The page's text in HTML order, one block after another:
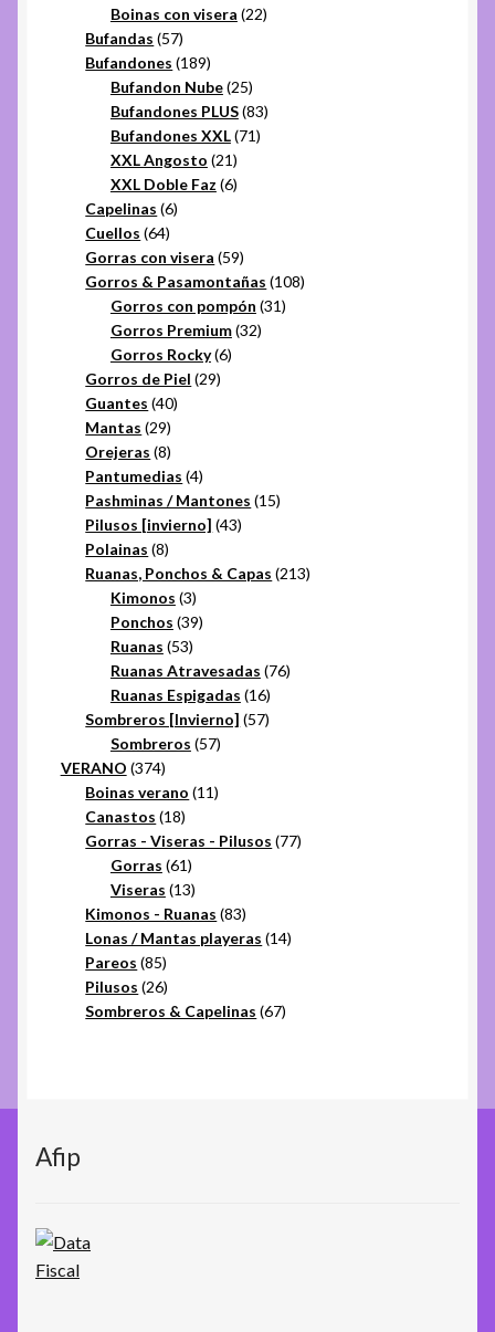
productos
Boinas con visera 2222
Bufandas 5757
productos
Bufandones 189189
productos
Bufandon Nube 2525
productos
Bufandones PLUS 8383
Bufandones XXL 7171
XXL Angosto 2121
productos
XXL Doble Faz 66
Capelinas 66
Cuellos 6464
productos
Gorras con visera 5959
productos
Gorros & Pasamontañas 108108
Gorros con pompón 3131
Gorros Premium 3232
Gorros Rocky 66
Gorros de Piel 2929
Guantes 4040
Mantas 2929
productos
Orejeras 88
productos
Pantumedias 44
productos
Pashminas / Mantones 1515
Pilusos [invierno] 4343
Polainas 88
productos
Ruanas, Ponchos & Capas 213213
Kimonos 33
productos
Ponchos 3939
Ruanas 5353
productos
Ruanas Atravesadas 7676
Ruanas Espigadas 1616
productos
Sombreros [Invierno] 5757
Sombreros 5757
VERANO 374374
productos
Boinas verano 1111
Canastos 1818
productos
Gorras - Viseras - Pilusos 7777
Gorras 6161
productos
Viseras 1313
productos
Kimonos - Ruanas 8383
productos
Lonas / Mantas playeras 1414
Pareos 8585
productos
Pilusos 2626
productos
Sombreros & Capelinas 6767
Afip